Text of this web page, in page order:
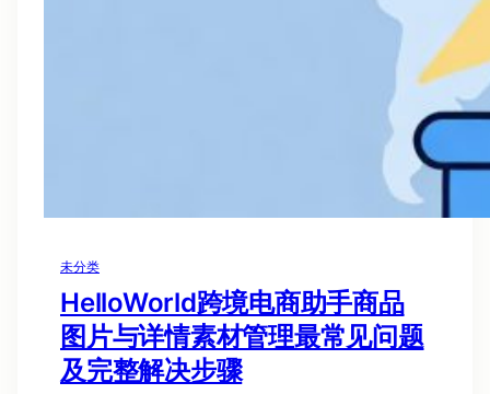
未分类
HelloWorld跨境电商助手商品
图片与详情素材管理最常见问题
及完整解决步骤